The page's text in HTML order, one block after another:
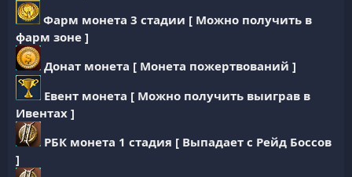
Фарм монета 3 стадии [ Можно получить в
фарм зоне ]
Донат монета [ Монета пожертвований ]
Евент монета [ Можно получить выиграв в
Ивентах ]
РБК монета 1 стадия [ Выпадает с Рейд Боссов
]